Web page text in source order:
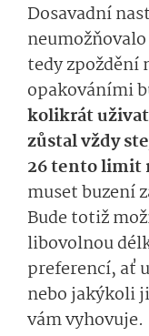
Dosavadní
tedy
opakováními
kolikrát
zůstal vždy
26 tento limit
muset buzení
Bude totiž
libovolnou
preferencí, ať
nebo jakýkoli
vám vyhovuje.